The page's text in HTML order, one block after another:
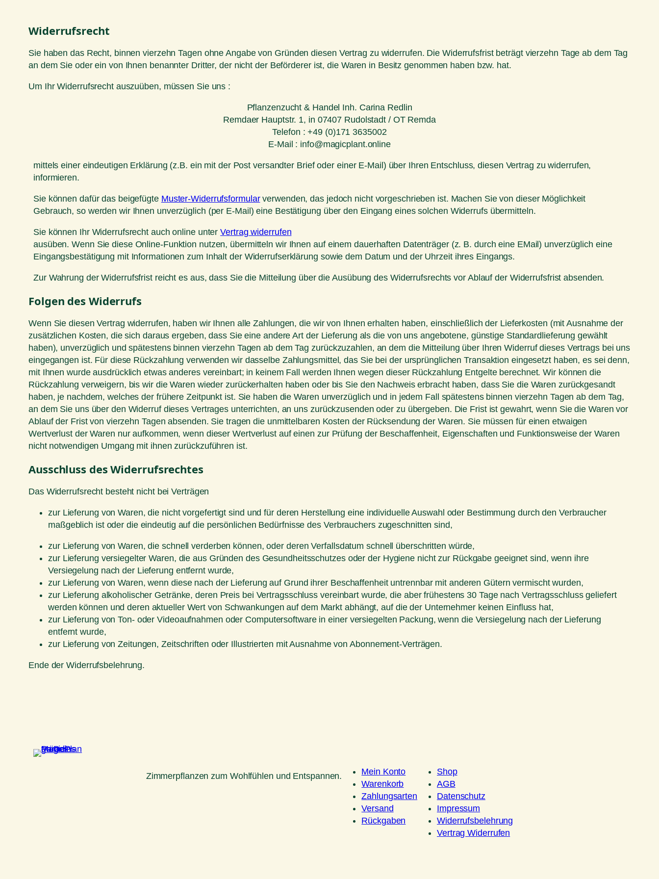
Widerrufsrecht
Sie haben das Recht, binnen vierzehn Tagen ohne Angabe von Gründen diesen Vertrag zu widerrufen. Die Widerrufsfrist beträgt vierzehn Tage ab dem Tag
an dem Sie oder ein von Ihnen benannter Dritter, der nicht der Beförderer ist, die Waren in Besitz genommen haben bzw. hat.
Um Ihr Widerrufsrecht auszuüben, müssen Sie uns :
Pflanzenzucht & Handel Inh. Carina Redlin
Remdaer Hauptstr. 1, in 07407 Rudolstadt / OT Remda
Telefon : +49 (0)171 3635002
E-Mail : info@magicplant.online
mittels einer eindeutigen Erklärung (z.B. ein mit der Post versandter Brief oder einer E-Mail) über Ihren Entschluss, diesen Vertrag zu widerrufen,
informieren.
Sie können dafür das beigefügte Muster-Widerrufsformularverwenden, das jedoch nicht vorgeschrieben ist. Machen Sie von dieser Möglichkeit
Gebrauch, so werden wir Ihnen unverzüglich (per E-Mail) eine Bestätigung über den Eingang eines solchen Widerrufs übermitteln.
Sie können Ihr Widerrufsrecht auch online unterVertrag widerrufen
ausüben. Wenn Sie diese Online-Funktion nutzen, übermitteln wir Ihnen auf einem dauerhaften Datenträger (z. B. durch eine EMail) unverzüglich eine
Eingangsbestätigung mit Informationen zum Inhalt der Widerrufserklärung sowie dem Datum und der Uhrzeit ihres Eingangs.
Zur Wahrung der Widerrufsfrist reicht es aus, dass Sie die Mitteilung über die Ausübung des Widerrufsrechts vor Ablauf der Widerrufsfrist absenden.
Folgen des Widerrufs
Wenn Sie diesen Vertrag widerrufen, haben wir Ihnen alle Zahlungen, die wir von Ihnen erhalten haben, einschließlich der Lieferkosten (mit Ausnahme der
zusätzlichen Kosten, die sich daraus ergeben, dass Sie eine andere Art der Lieferung als die von uns angebotene, günstige Standardlieferung gewählt
haben), unverzüglich und spätestens binnen vierzehn Tagen ab dem Tag zurückzuzahlen, an dem die Mitteilung über Ihren Widerruf dieses Vertrags bei uns
eingegangen ist. Für diese Rückzahlung verwenden wir dasselbe Zahlungsmittel, das Sie bei der ursprünglichen Transaktion eingesetzt haben, es sei denn,
mit Ihnen wurde ausdrücklich etwas anderes vereinbart; in keinem Fall werden Ihnen wegen dieser Rückzahlung Entgelte berechnet. Wir können die
Rückzahlung verweigern, bis wir die Waren wieder zurückerhalten haben oder bis Sie den Nachweis erbracht haben, dass Sie die Waren zurückgesandt
haben, je nachdem, welches der frühere Zeitpunkt ist. Sie haben die Waren unverzüglich und in jedem Fall spätestens binnen vierzehn Tagen ab dem Tag,
an dem Sie uns über den Widerruf dieses Vertrages unterrichten, an uns zurückzusenden oder zu übergeben. Die Frist ist gewahrt, wenn Sie die Waren vor
Ablauf der Frist von vierzehn Tagen absenden. Sie tragen die unmittelbaren Kosten der Rücksendung der Waren. Sie müssen für einen etwaigen
Wertverlust der Waren nur aufkommen, wenn dieser Wertverlust auf einen zur Prüfung der Beschaffenheit, Eigenschaften und Funktionsweise der Waren
nicht notwendigen Umgang mit ihnen zurückzuführen ist.
Ausschluss des Widerrufsrechtes
Das Widerrufsrecht besteht nicht bei Verträgen
zur Lieferung von Waren, die nicht vorgefertigt sind und für deren Herstellung eine individuelle Auswahl oder Bestimmung durch den Verbraucher
maßgeblich ist oder die eindeutig auf die persönlichen Bedürfnisse des Verbrauchers zugeschnitten sind,
zur Lieferung von Waren, die schnell verderben können, oder deren Verfallsdatum schnell überschritten würde,
zur Lieferung versiegelter Waren, die aus Gründen des Gesundheitsschutzes oder der Hygiene nicht zur Rückgabe geeignet sind, wenn ihre
Versiegelung nach der Lieferung entfernt wurde,
zur Lieferung von Waren, wenn diese nach der Lieferung auf Grund ihrer Beschaffenheit untrennbar mit anderen Gütern vermischt wurden,
zur Lieferung alkoholischer Getränke, deren Preis bei Vertragsschluss vereinbart wurde, die aber frühestens 30 Tage nach Vertragsschluss geliefert
werden können und deren aktueller Wert von Schwankungen auf dem Markt abhängt, auf die der Unternehmer keinen Einfluss hat,
zur Lieferung von Ton- oder Videoaufnahmen oder Computersoftware in einer versiegelten Packung, wenn die Versiegelung nach der Lieferung
entfernt wurde,
zur Lieferung von Zeitungen, Zeitschriften oder Illustrierten mit Ausnahme von Abonnement-Verträgen.
Ende der Widerrufsbelehrung.
Zimmerpflanzen zum Wohlfühlen und Entspannen.
Mein Konto
Warenkorb
Zahlungsarten
Versand
Rückgaben
Shop
AGB
Datenschutz
Impressum
Widerrufsbelehrung
Vertrag Widerrufen